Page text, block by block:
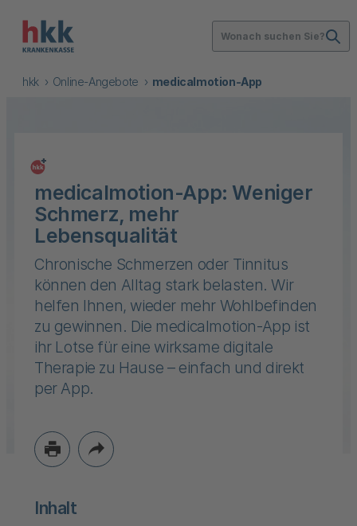
Wonach suchen Sie?
hkk Online-Angebote medicalmotion-App
medicalmotion-App: Weniger
Schmerz, mehr
Lebensqualität
Chronische Schmerzen oder Tinnitus
können den Alltag stark belasten. Wir
helfen Ihnen, wieder mehr Wohlbefinden
zu gewinnen. Die medicalmotion-App ist
ihr Lotse für eine wirksame digitale
Therapie zu Hause – einfach und direkt
per App.
Inhalt